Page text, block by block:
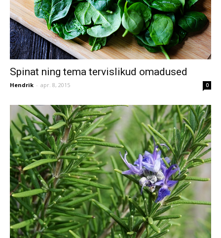
Spinat ning tema tervislikud omadused
Hendrik - apr. 8, 2015 0